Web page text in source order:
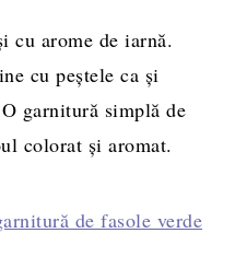
cu arome de iarnă.
cu peștele ca și
garnitură simplă de
colorat și aromat.